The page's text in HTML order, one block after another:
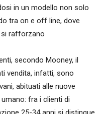
in un modello non solo
tra on e off line, dove
rafforzano
secondo Mooney, il
vendita, infatti, sono
abituati alle nuove
fra i clienti di